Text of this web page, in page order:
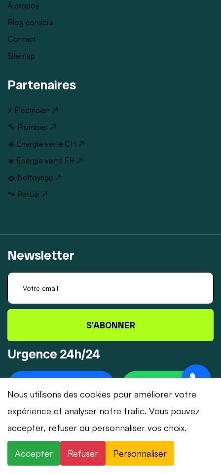
À propos
Blog conseils
Contact
Sitemap
Partenaires
⚡ Électricien ↗
🔧 Plombier ↗
☀️ Énergie verte CH ↗
☀️ Énergie verte FR ↗
🧽 Nettoyage ↗
🐾 PetLib ↗
Newsletter
S'ABONNER
Urgence 24h/24
© 2026 Dépannage-Serrurier.ch - Tous droits
réservés | Suisse romande
Nous utilisons des cookies pour améliorer votre
expérience et analyser notre trafic. Vous pouvez
accepter, refuser ou personnaliser vos choix.
Accepter Refuser Personnaliser